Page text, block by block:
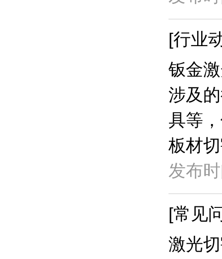
[行业
钣金
涉及
具等
板材
发布
[常见
激光